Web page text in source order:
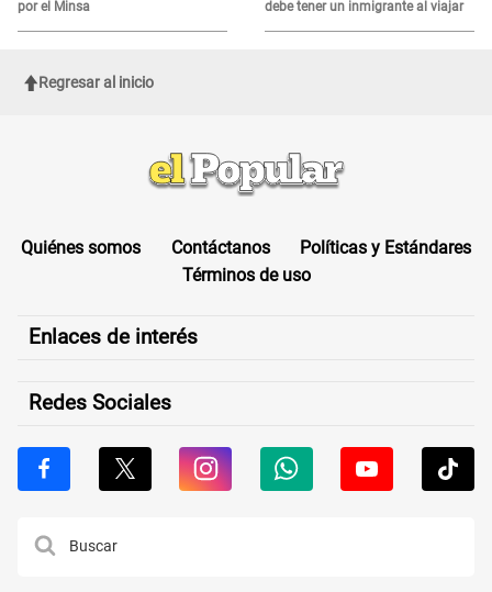
por el Minsa
debe tener un inmigrante al viajar
Regresar al inicio
Quiénes somos Contáctanos
Políticas y Estándares
Términos de uso
Enlaces de interés
Redes Sociales